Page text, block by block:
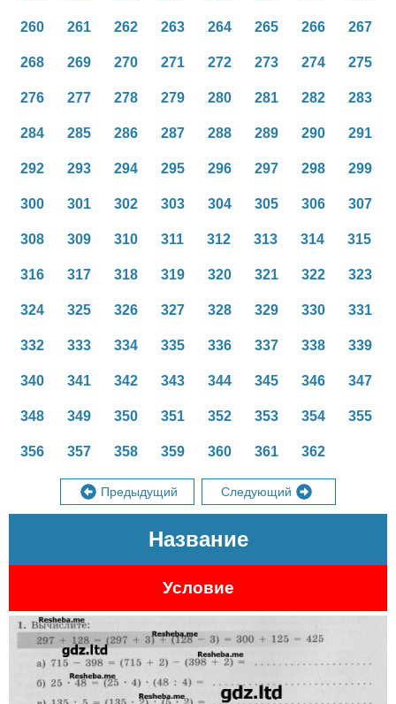
260 261 262 263 264 265 266 267
268 269 270 271 272 273 274 275
276 277 278 279 280 281 282 283
284 285 286 287 288 289 290 291
292 293 294 295 296 297 298 299
300 301 302 303 304 305 306 307
308 309 310 311 312 313 314 315
316 317 318 319 320 321 322 323
324 325 326 327 328 329 330 331
332 333 334 335 336 337 338 339
340 341 342 343 344 345 346 347
348 349 350 351 352 353 354 355
356 357 358 359 360 361 362
Предыдущий Следующий
Название
Условие